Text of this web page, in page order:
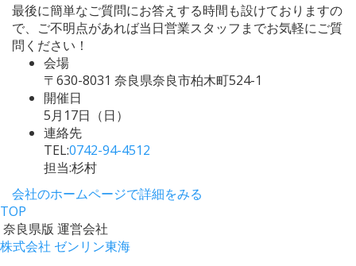
最後に簡単なご質問にお答えする時間も設けておりますの
で、ご不明点があれば当日営業スタッフまでお気軽にご質
問ください！
会場
〒630-8031 奈良県奈良市柏木町524-1
開催日
5月17日（日）
連絡先
TEL:0742-94-4512
担当:杉村
会社のホームページで詳細をみる
TOP
奈良県版 運営会社
株式会社 ゼンリン東海